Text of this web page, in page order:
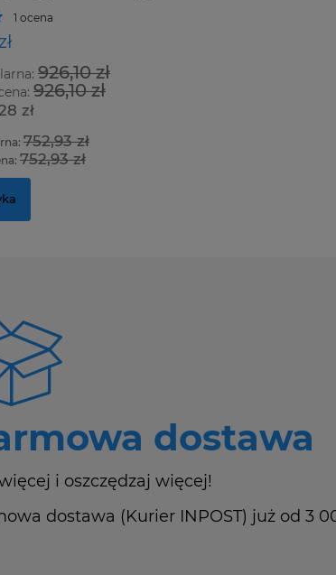
1 ocena
926,10 zł
926,10 zł
zł
752,93 zł
752,93 zł
dostawa
i oszczędzaj więcej!
dostawa (Kurier INPOST) już od 3